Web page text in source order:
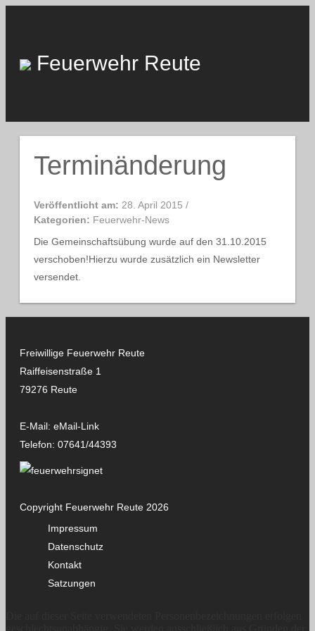
Feuerwehr Reute
Terminänderung
Veröffentlicht am: 28. April 2015 /
Kategorien: Feuerwehr-News
Die Gemeinschaftsübung wurde auf den 31.10.2015
verschoben!Hierzu wurde zusätzlich ein Newsletter
versendet.
Freiwillige Feuerwehr Reute
Raiffeisenstraße 1
79276 Reute
E-Mail: eMail-Link
Telefon: 07641/44393
Copyright Feuerwehr Reute 2026
Impressum
Datenschutz
Kontakt
Satzungen